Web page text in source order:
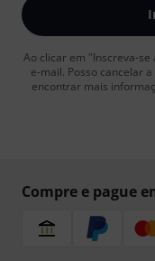
Ao clicar em "Inscreva-
e-mail. Posso cancelar
encontrar mais
Compre e pague